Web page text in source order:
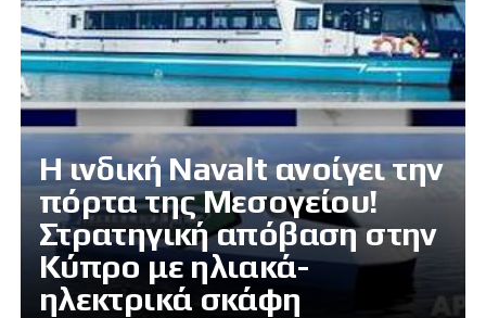
Η ινδική Navalt ανοίγει την
πόρτα της Μεσογείου!
Στρατηγική απόβαση στην
Κύπρο με ηλιακά-
ηλεκτρικά σκάφη